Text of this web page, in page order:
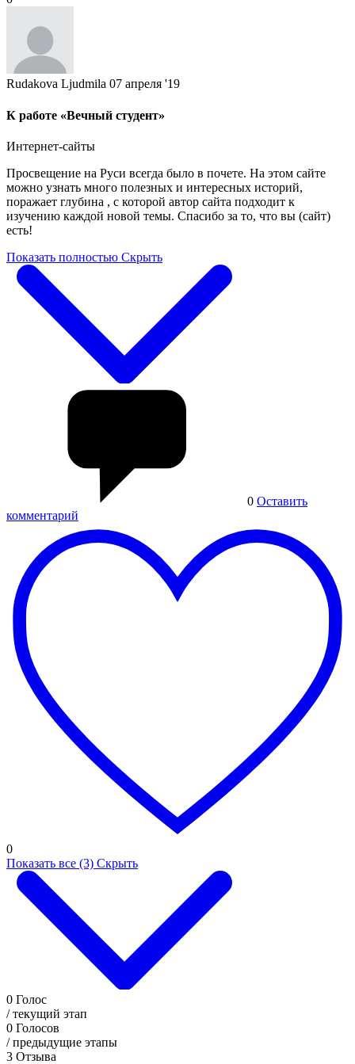
Rudakova Ljudmila 07 апреля '19
К работе «Вечный студент»
Интернет-сайты
Просвещение на Руси всегда было в почете. На этом сайте
можно узнать много полезных и интересных историй,
поражает глубина , с которой автор сайта подходит к
изучению каждой новой темы. Спасибо за то, что вы (сайт)
есть!
Показать полностью Скрыть
0 Оставить
комментарий
0
Показать все (3) Скрыть
0 Голос
/ текущий этап
0 Голосов
/ предыдущие этапы
3 Отзыва